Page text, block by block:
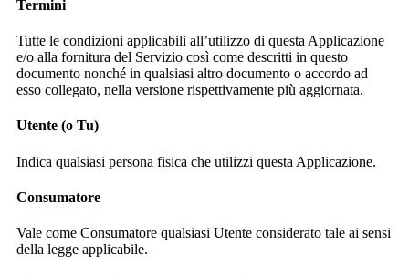
Termini
Tutte le condizioni applicabili all’utilizzo di questa Applicazione
e/o alla fornitura del Servizio così come descritti in questo
documento nonché in qualsiasi altro documento o accordo ad
esso collegato, nella versione rispettivamente più aggiornata.
Utente (o Tu)
Indica qualsiasi persona fisica che utilizzi questa Applicazione.
Consumatore
Vale come Consumatore qualsiasi Utente considerato tale ai sensi
della legge applicabile.